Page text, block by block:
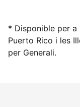
* Disponible per a
Puerto Rico i les
per Generali.